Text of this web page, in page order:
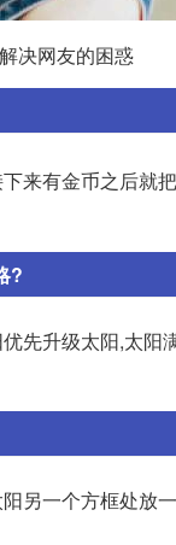
决网友的困惑
来有金币之后就把
?
先升级太阳,太
另一个方框处放